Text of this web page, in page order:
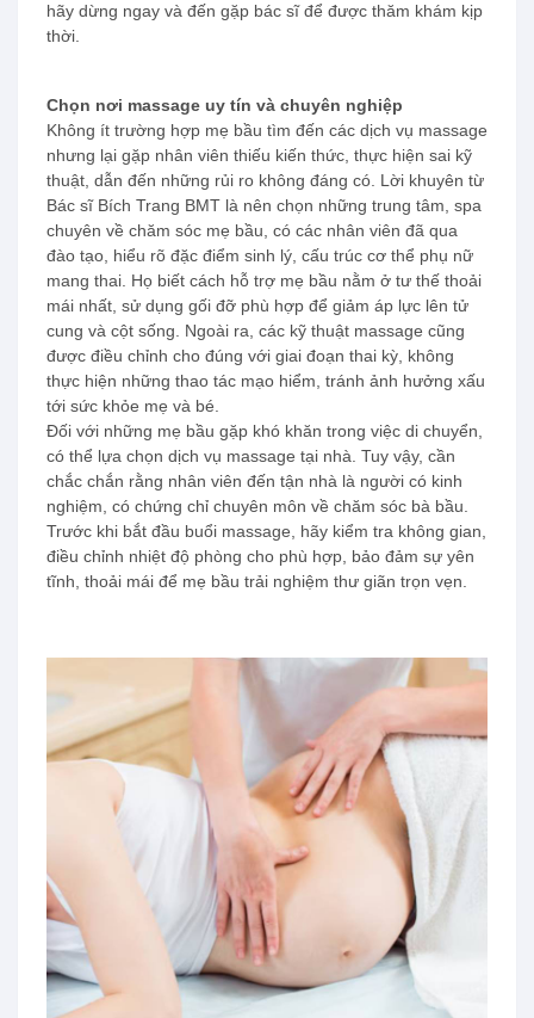
hãy dừng ngay và đến gặp bác sĩ để được thăm khám kịp
thời.
Chọn nơi massage uy tín và chuyên nghiệp
Không ít trường hợp mẹ bầu tìm đến các dịch vụ massage
nhưng lại gặp nhân viên thiếu kiến thức, thực hiện sai kỹ
thuật, dẫn đến những rủi ro không đáng có. Lời khuyên từ
Bác sĩ Bích Trang BMT là nên chọn những trung tâm, spa
chuyên về chăm sóc mẹ bầu, có các nhân viên đã qua
đào tạo, hiểu rõ đặc điểm sinh lý, cấu trúc cơ thể phụ nữ
mang thai. Họ biết cách hỗ trợ mẹ bầu nằm ở tư thế thoải
mái nhất, sử dụng gối đỡ phù hợp để giảm áp lực lên tử
cung và cột sống. Ngoài ra, các kỹ thuật massage cũng
được điều chỉnh cho đúng với giai đoạn thai kỳ, không
thực hiện những thao tác mạo hiểm, tránh ảnh hưởng xấu
tới sức khỏe mẹ và bé.
Đối với những mẹ bầu gặp khó khăn trong việc di chuyển,
có thể lựa chọn dịch vụ massage tại nhà. Tuy vậy, cần
chắc chắn rằng nhân viên đến tận nhà là người có kinh
nghiệm, có chứng chỉ chuyên môn về chăm sóc bà bầu.
Trước khi bắt đầu buổi massage, hãy kiểm tra không gian,
điều chỉnh nhiệt độ phòng cho phù hợp, bảo đảm sự yên
tĩnh, thoải mái để mẹ bầu trải nghiệm thư giãn trọn vẹn.